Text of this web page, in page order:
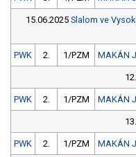
15.06.2025 Slalom ve
PWK 2. 1/PZM MAKÁN
PWK 2. 1/PZM MAKÁN
PWK 2. 1/PZM MAKÁN